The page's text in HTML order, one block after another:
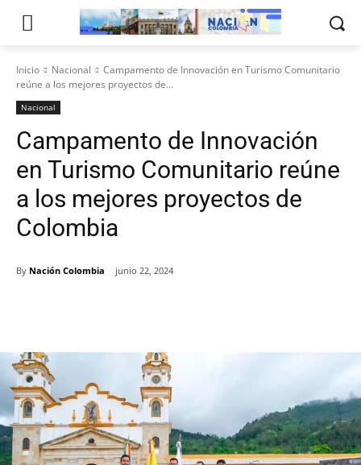
Inicio Nacional
Campamento de Innovación en Turismo Comunitario
reúne a los mejores proyectos de...
Nacional
Campamento de Innovación
en Turismo Comunitario reúne
a los mejores proyectos de
Colombia
By Nación Colombia junio 22, 2024